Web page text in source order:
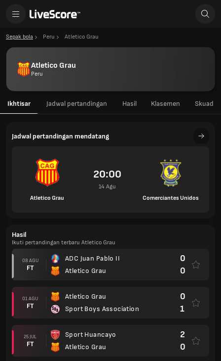
Sepak bola Peru Atletico Grau
Atletico Grau
Peru
Ikhtisar Jadwal pertandingan Hasil Klasemen Skuad
Jadwal pertandingan mendatang
Atletico Grau
20:00
14 Agu
Comerciantes Unidos
Hasil
Ikuti pertandingan terbaru Atletico Grau
08 AGU
FT
ADC Juan Pablo II
Atletico Grau
0
0
01 AGU
FT
Atletico Grau
Sport Boys Association
0
1
25 JUL
FT
Sport Huancayo
Atletico Grau
2
0